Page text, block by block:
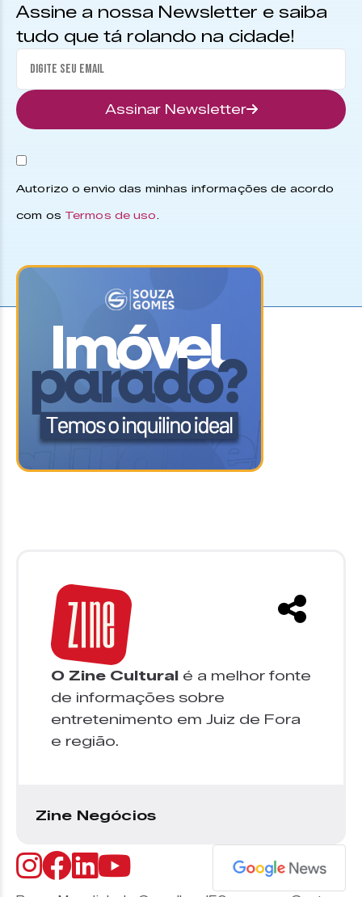
Assine a nossa Newsletter e saiba
tudo que tá rolando na cidade!
Assinar Newsletter
Autorizo o envio das minhas informações de acordo
com os Termos de uso
O Zine Cultural é a melhor fonte
de informações sobre
entretenimento em Juiz de Fora
e região.
Zine Negócios